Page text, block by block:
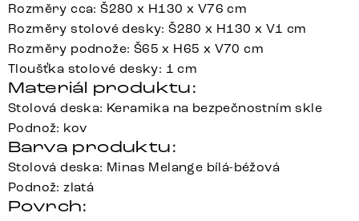
Rozměry cca: Š280 x H130 x V76 cm
Rozměry stolové desky: Š280 x H130 x V1 cm
Rozměry podnože: Š65 x H65 x V70 cm
Tloušťka stolové desky: 1 cm
Materiál produktu:
Stolová deska: Keramika na bezpečnostním skle
Podnož: kov
Barva produktu:
Stolová deska: Minas Melange bílá-béžová
Podnož: zlatá
Povrch: